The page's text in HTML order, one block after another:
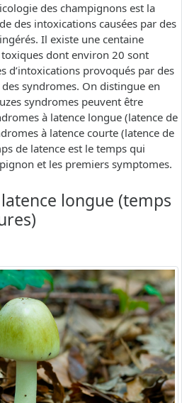
des champignons est la
des intoxications causées par des
Il existe une centaine
toxiques dont environ 20 sont
d’intoxications provoqués par des
syndromes. On distingue en
syndromes peuvent être
à latence longue (latence de
à latence courte (latence de
de latence est le temps qui
et les premiers symptomes.
longue (temps